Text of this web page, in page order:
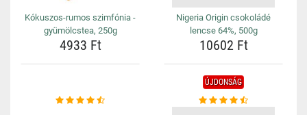
Kókuszos-rumos szimfónia -
gyümölcstea, 250g
4933 Ft
Nigeria Origin csokoládé
lencse 64%, 500g
10602 Ft
ÚJDONSÁG